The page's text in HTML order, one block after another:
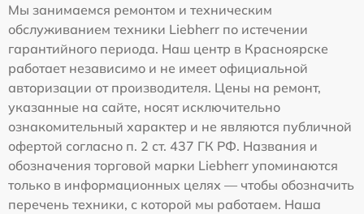
Мы занимаемся ремонтом и техническим
обслуживанием техники Liebherr по истечении
гарантийного периода. Наш центр в Красноярске
работает независимо и не имеет официальной
авторизации от производителя. Цены на ремонт,
указанные на сайте, носят исключительно
ознакомительный характер и не являются публичной
офертой согласно п. 2 ст. 437 ГК РФ. Названия и
обозначения торговой марки Liebherr упоминаются
только в информационных целях — чтобы обозначить
перечень техники, с которой мы работаем. Наша